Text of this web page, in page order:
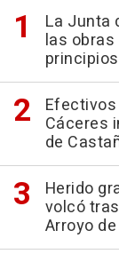
La Junta
las obras
Cáceres
de
Herido
volcó
Arroyo